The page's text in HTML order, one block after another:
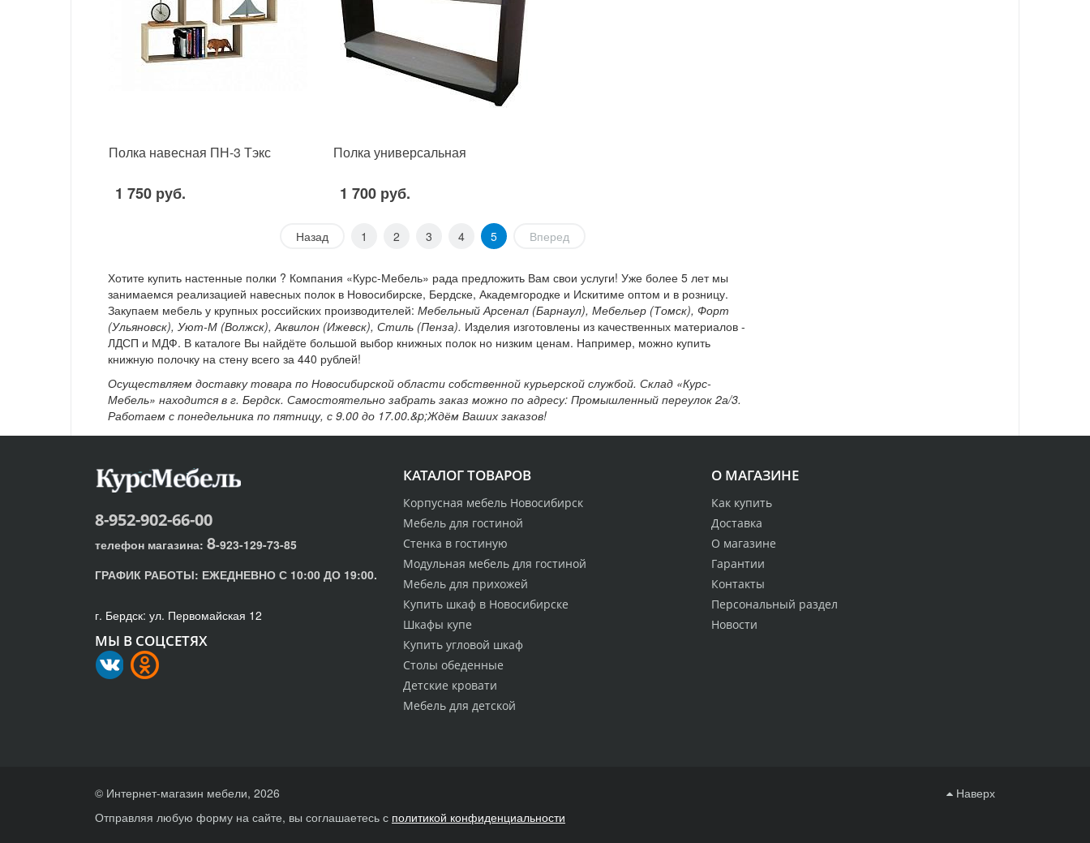
Полка навесная ПН-3 Тэкс
1 750 руб.
Полка универсальная
1 700 руб.
Назад 1 2 3 4 5 Вперед
Хотите купить настенные полки ? Компания «Курс-Мебель» рада предложить Вам свои услуги! Уже более 5 лет мы
занимаемся реализацией навесных полок в Новосибирске, Бердске, Академгородке и Искитиме оптом и в розницу.
Закупаем мебель у крупных российских производителей: Мебельный Арсенал (Барнаул), Мебельер (Томск), Форт
(Ульяновск), Уют-М (Волжск), Аквилон (Ижевск), Стиль (Пенза). Изделия изготовлены из качественных материалов -
ЛДСП и МДФ. В каталоге Вы найдёте большой выбор книжных полок но низким ценам. Например, можно купить
книжную полочку на стену всего за 440 рублей!
Осуществляем доставку товара по Новосибирской области собственной курьерской службой. Склад «Курс-
Мебель» находится в г. Бердск. Самостоятельно забрать заказ можно по адресу: Промышленный переулок 2а/3.
Работаем с понедельника по пятницу, с 9.00 до 17.00.&p;Ждём Ваших заказов!
О МАГАЗИНЕ
Как купить
Доставка
О магазине
Гарантии
Контакты
Персональный раздел
Новости
КАТАЛОГ ТОВАРОВ
Корпусная мебель Новосибирск
Мебель для гостиной
Стенка в гостиную
Модульная мебель для гостиной
Мебель для прихожей
Купить шкаф в Новосибирске
Шкафы купе
Купить угловой шкаф
Столы обеденные
Детские кровати
Мебель для детской
8-952-902-66-00
телефон магазина: 8-923-129-73-85
ГРАФИК РАБОТЫ: ЕЖЕДНЕВНО С 10:00 ДО 19:00.
г. Бердск: ул. Первомайская 12
МЫ В СОЦСЕТЯХ
© Интернет-магазин мебели, 2026
Наверх
Отправляя любую форму на сайте, вы соглашаетесь с политикой конфиденциальности